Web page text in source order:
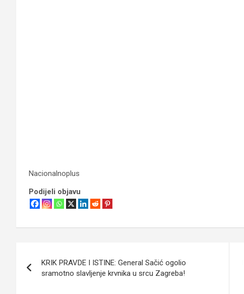
Nacionalnoplus
Podijeli objavu
objava
KRIK PRAVDE I ISTINE: General Sačić ogolio
sramotno slavljenje krvnika u srcu Zagreba!